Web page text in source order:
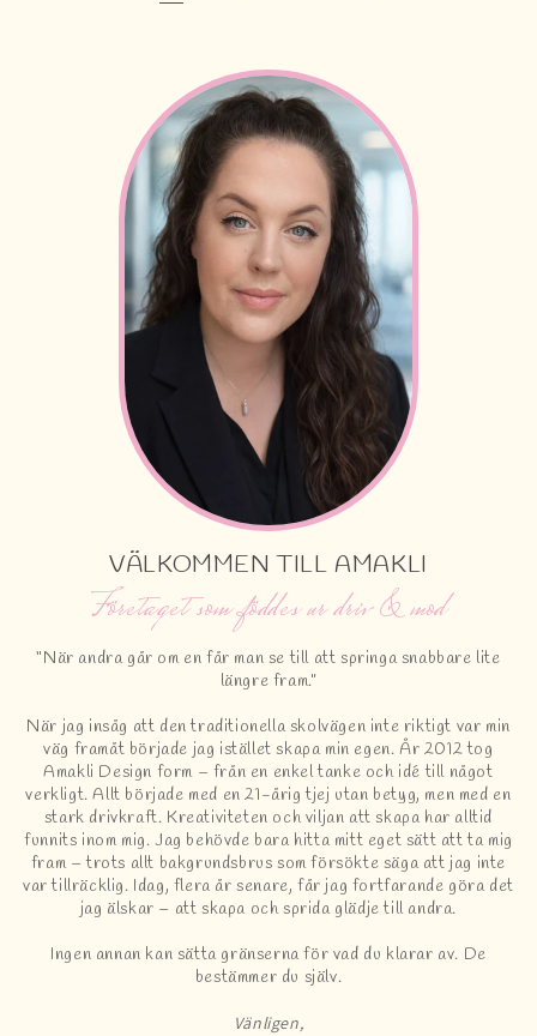
VÄLKOMMEN TILL AMAKLI
Företaget som föddes ur driv & mod
“När andra går om en får man se till att springa snabbare lite
längre fram.”
När jag insåg att den traditionella skolvägen inte riktigt var min
väg framåt började jag istället skapa min egen. År 2012 tog
Amakli Design form – från en enkel tanke och idé till något
verkligt. Allt började med en 21-årig tjej utan betyg, men med en
stark drivkraft. Kreativiteten och viljan att skapa har alltid
funnits inom mig. Jag behövde bara hitta mitt eget sätt att ta mig
fram – trots allt bakgrundsbrus som försökte säga att jag inte
var tillräcklig. Idag, flera år senare, får jag fortfarande göra det
jag älskar – att skapa och sprida glädje till andra.
Ingen annan kan sätta gränserna för vad du klarar av. De
bestämmer du själv.
Vänligen,